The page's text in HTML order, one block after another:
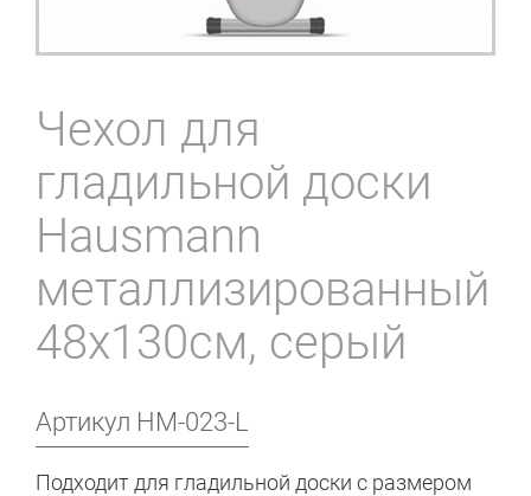
Чехол для
гладильной доски
Hausmann
металлизированный
48x130см, серый
Артикул HM-023-L
Подходит для гладильной доски с размером